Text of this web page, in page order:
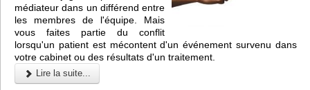
médiateur dans un différend entre
les membres de l'équipe. Mais
vous faites partie du conflit
lorsqu'un patient est mécontent d'un événement survenu dans
votre cabinet ou des résultats d'un traitement.
Lire la suite...